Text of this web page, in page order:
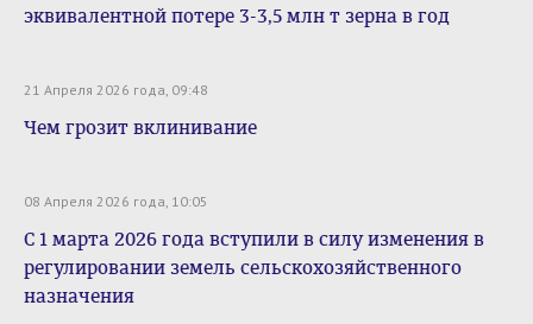
эквивалентной потере 3-3,5 млн т зерна в год
21 Апреля 2026 года, 09:48
Чем грозит вклинивание
08 Апреля 2026 года, 10:05
С 1 марта 2026 года вступили в силу изменения в
регулировании земель сельскохозяйственного
назначения